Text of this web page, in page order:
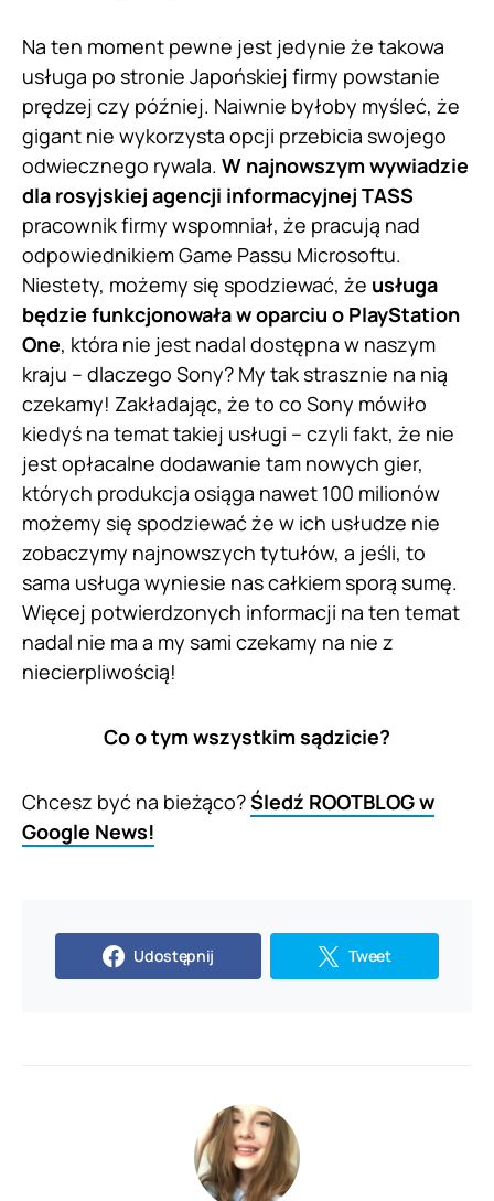
Na ten moment pewne jest jedynie że takowa
usługa po stronie Japońskiej firmy powstanie
prędzej czy później. Naiwnie byłoby myśleć, że
gigant nie wykorzysta opcji przebicia swojego
odwiecznego rywala. W najnowszym wywiadzie
dla rosyjskiej agencji informacyjnej TASS
pracownik firmy wspomniał, że pracują nad
odpowiednikiem Game Passu Microsoftu.
Niestety, możemy się spodziewać, że usługa
będzie funkcjonowała w oparciu o PlayStation
One, która nie jest nadal dostępna w naszym
kraju – dlaczego Sony? My tak strasznie na nią
czekamy! Zakładając, że to co Sony mówiło
kiedyś na temat takiej usługi – czyli fakt, że nie
jest opłacalne dodawanie tam nowych gier,
których produkcja osiąga nawet 100 milionów
możemy się spodziewać że w ich usłudze nie
zobaczymy najnowszych tytułów, a jeśli, to
sama usługa wyniesie nas całkiem sporą sumę.
Więcej potwierdzonych informacji na ten temat
nadal nie ma a my sami czekamy na nie z
niecierpliwością!
Co o tym wszystkim sądzicie?
Chcesz być na bieżąco?Śledź ROOTBLOG w
Google News!
Udostępnij Tweet